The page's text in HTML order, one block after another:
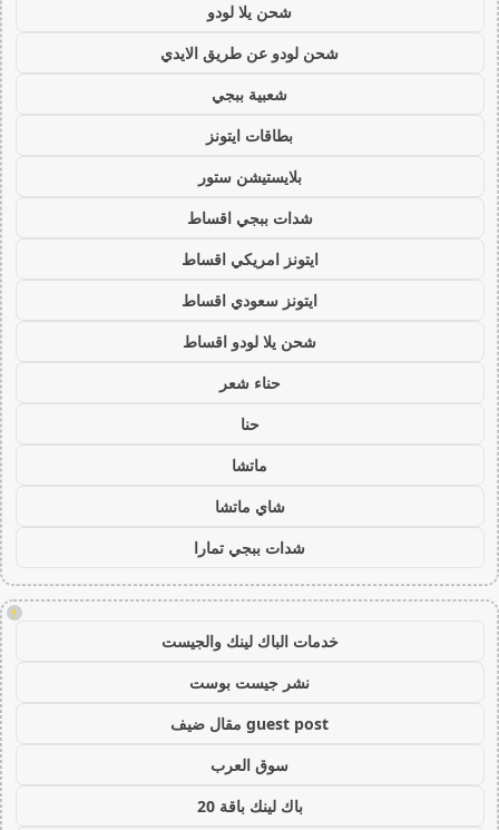
شحن يلا لودو
شحن لودو عن طريق الايدي
شعبية ببجي
بطاقات ايتونز
بلايستيشن ستور
شدات ببجي اقساط
ايتونز امريكي اقساط
ايتونز سعودي اقساط
شحن يلا لودو اقساط
حناء شعر
حنا
ماتشا
شاي ماتشا
شدات ببجي تمارا
!
خدمات الباك لينك والجيست
نشر جيست بوست
guest post مقال ضيف
سوق العرب
باك لينك باقة 20